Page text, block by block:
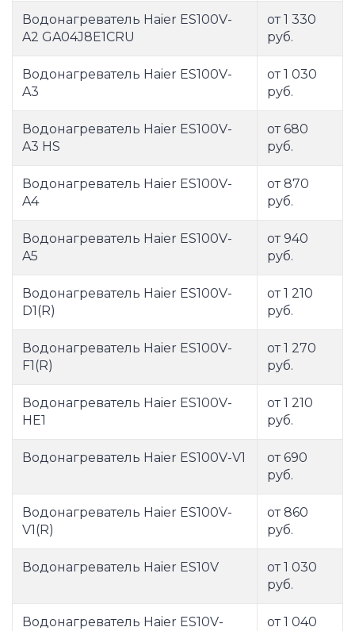
Водонагреватель Haier ES100V-
A2 GA04J8E1CRU
от 1 330
руб.
Водонагреватель Haier ES100V-
A3
от 1 030
руб.
Водонагреватель Haier ES100V-
A3 HS
от 680
руб.
Водонагреватель Haier ES100V-
A4
от 870
руб.
Водонагреватель Haier ES100V-
A5
от 940
руб.
Водонагреватель Haier ES100V-
D1(R)
от 1 210
руб.
Водонагреватель Haier ES100V-
F1(R)
от 1 270
руб.
Водонагреватель Haier ES100V-
HE1
от 1 210
руб.
Водонагреватель Haier ES100V-V1
от 690
руб.
Водонагреватель Haier ES100V-
V1(R)
от 860
руб.
Водонагреватель Haier ES10V
от 1 030
руб.
Водонагреватель Haier ES10V-
от 1 040